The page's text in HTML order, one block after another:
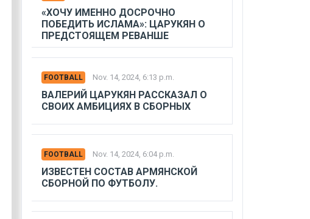
«ХОЧУ ИМЕННО ДОСРОЧНО
ПОБЕДИТЬ ИСЛАМА»: ЦАРУКЯН О
ПРЕДСТОЯЩЕМ РЕВАНШЕ
FOOTBALL Nov. 14, 2024, 6:13 p.m.
ВАЛЕРИЙ ЦАРУКЯН РАССКАЗАЛ О
СВОИХ АМБИЦИЯХ В СБОРНЫХ
FOOTBALL Nov. 14, 2024, 6:04 p.m.
ИЗВЕСТЕН СОСТАВ АРМЯНСКОЙ
СБОРНОЙ ПО ФУТБОЛУ.